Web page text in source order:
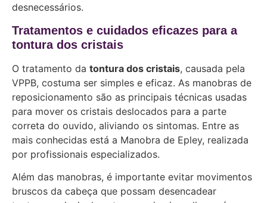
desnecessários.
Tratamentos e cuidados eficazes para a
tontura dos cristais
O tratamento da tontura dos cristais, causada pela
VPPB, costuma ser simples e eficaz. As manobras de
reposicionamento são as principais técnicas usadas
para mover os cristais deslocados para a parte
correta do ouvido, aliviando os sintomas. Entre as
mais conhecidas está a Manobra de Epley, realizada
por profissionais especializados.
Além das manobras, é importante evitar movimentos
bruscos da cabeça que possam desencadear